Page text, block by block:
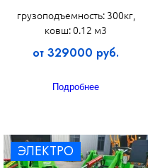
грузоподъемность: 300кг,
ковш: 0.12 м3
от 329000 руб.
Подробнее
ЭЛЕКТРО